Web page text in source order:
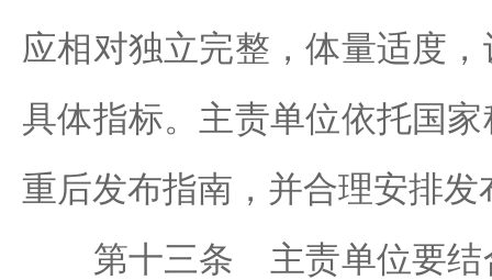
应相对独立完整，体量适度
具体指标。主责单位依托国
重后发布指南，并合理安排发
第十三条 主责单位要结